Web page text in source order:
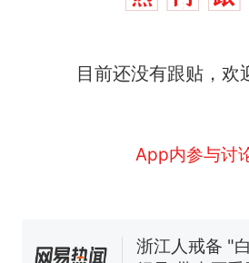
目前还没有跟贴，欢
App内参与讨
新 全球唯一没
家，刚改国名
浙江人戒备 "